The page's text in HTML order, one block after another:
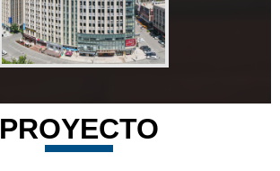
PROYECTO